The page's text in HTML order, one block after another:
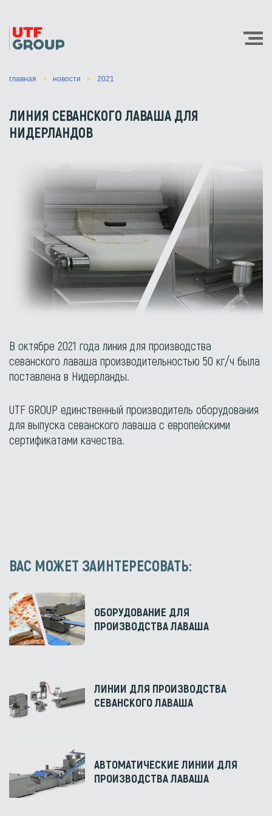
главная новости 2021
ЛИНИЯ СЕВАНСКОГО ЛАВАША ДЛЯ
НИДЕРЛАНДОВ
В октябре 2021 года линия для производства
севанского лаваша производительностью 50 кг/ч была
поставлена в Нидерланды.
UTF GROUP единственный производитель оборудования
для выпуска севанского лаваша с европейскими
сертификатами качества.
ВАС МОЖЕТ ЗАИНТЕРЕСОВАТЬ:
ОБОРУДОВАНИЕ ДЛЯ
ПРОИЗВОДСТВА ЛАВАША
ЛИНИИ ДЛЯ ПРОИЗВОДСТВА
СЕВАНСКОГО ЛАВАША
АВТОМАТИЧЕСКИЕ ЛИНИИ ДЛЯ
ПРОИЗВОДСТВА ЛАВАША